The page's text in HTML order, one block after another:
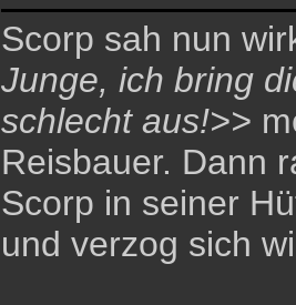
Scorp sah nun
Junge, ich bring
schlecht aus!>>
Reisbauer. Dann
Scorp in seiner
und verzog sich